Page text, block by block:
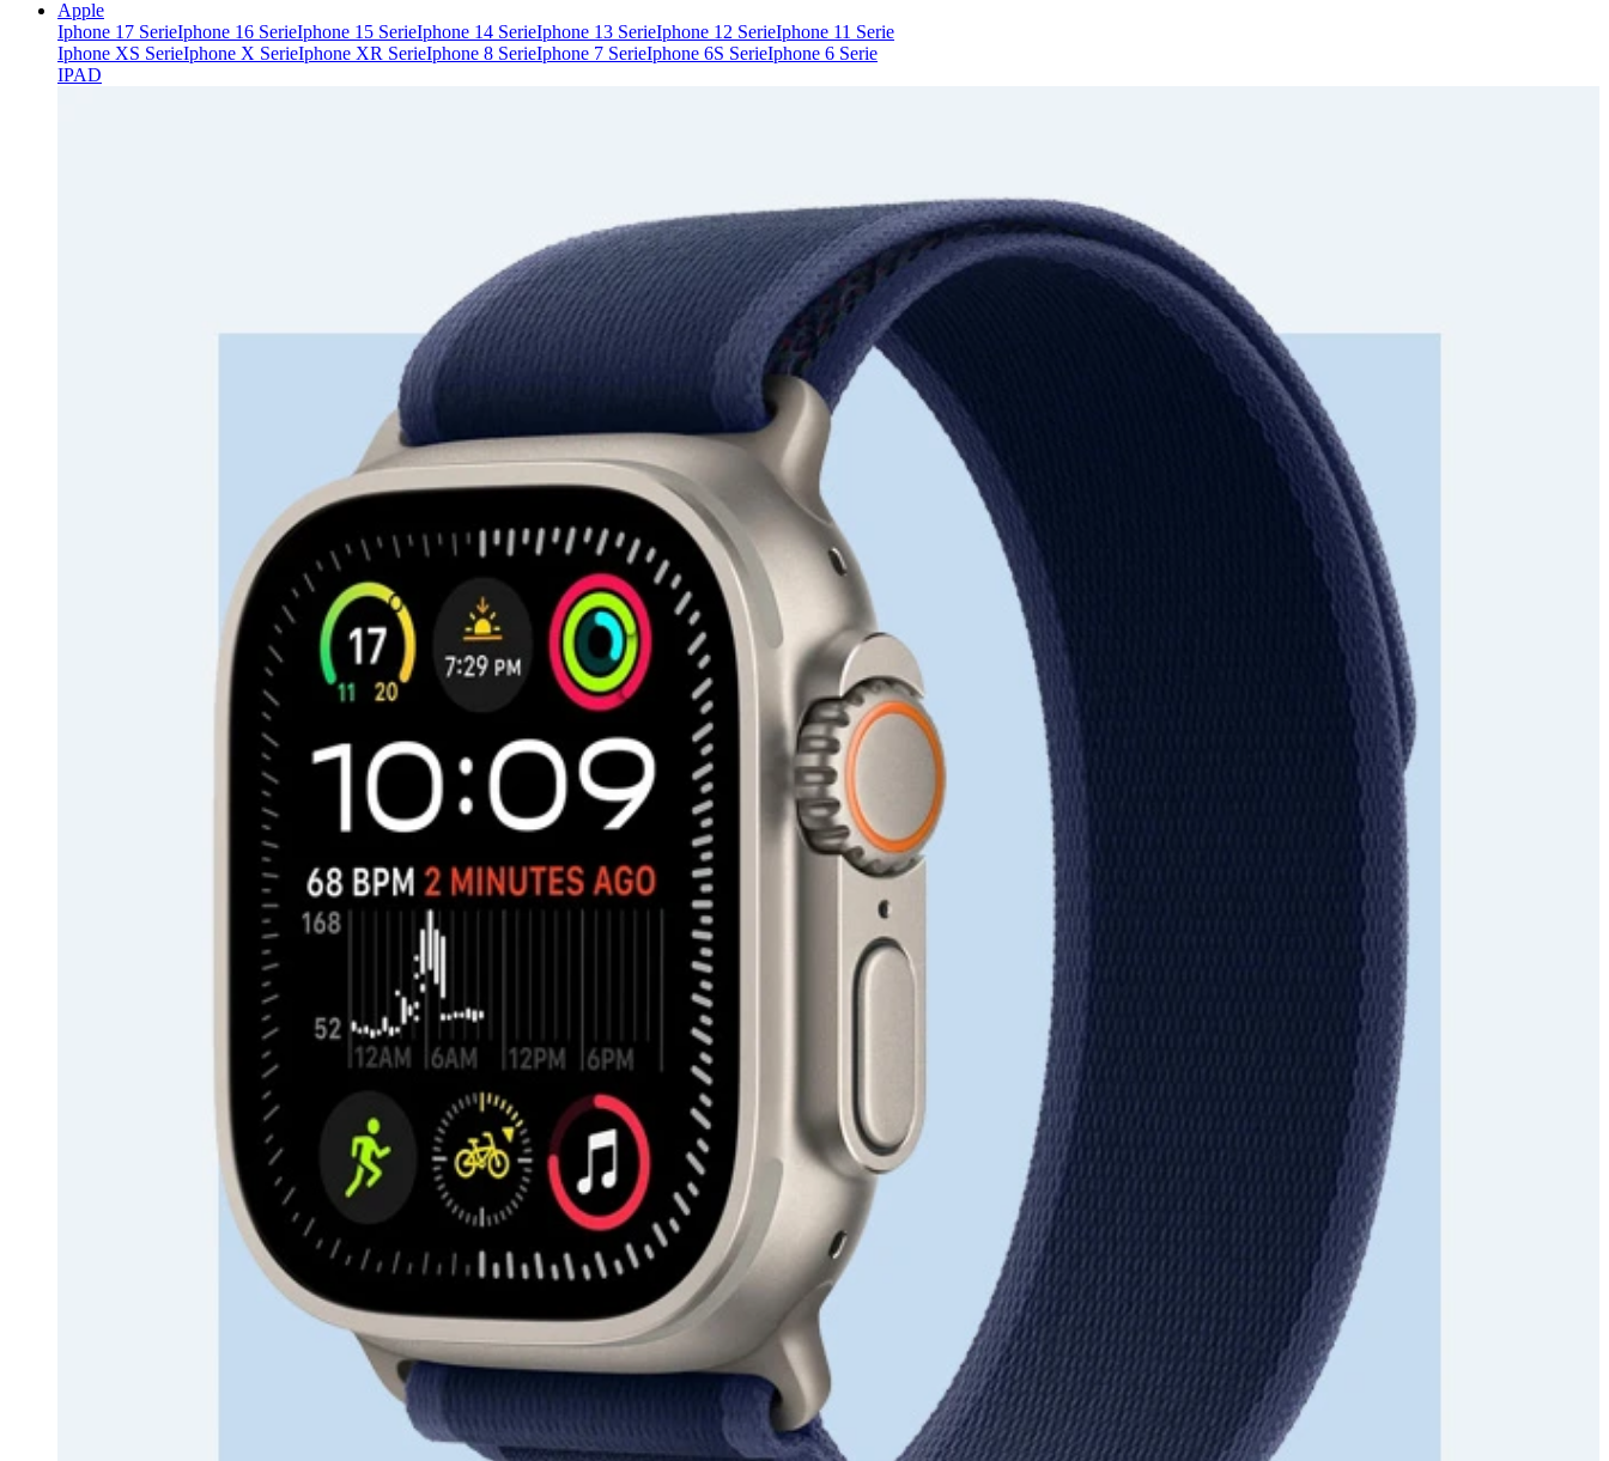
Apple
Iphone 17 SerieIphone 16 SerieIphone 15 SerieIphone 14 SerieIphone 13 SerieIphone 12 SerieIphone 11 Serie
Iphone XS SerieIphone X SerieIphone XR SerieIphone 8 SerieIphone 7 SerieIphone 6S SerieIphone 6 Serie
IPAD